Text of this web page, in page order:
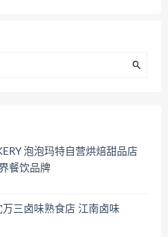
泡泡玛特自营烘焙甜品店
餐饮品牌
万三卤味熟食店 江南卤味